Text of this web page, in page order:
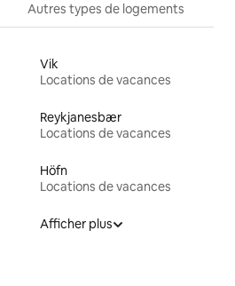
Autres types de logements
Vik
Locations de vacances
Reykjanesbær
Locations de vacances
Höfn
Locations de vacances
Afficher plus